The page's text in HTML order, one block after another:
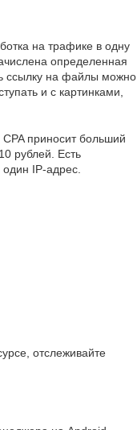
на трафике в одну
определенная
ссылку на файлы можно
и с картинками,
приносит больший
рублей. Есть
IP-адрес.
отслеживайте